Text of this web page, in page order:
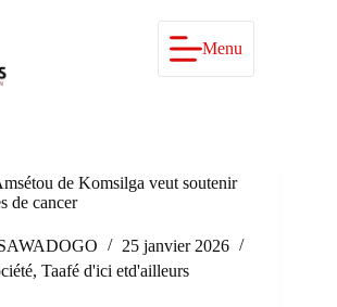
Menu
de Komsilga veut soutenir
de cancer
25 janvier 2026
, Taafé d'ici etd'ailleurs